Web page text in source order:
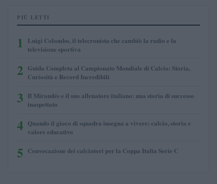
PIÙ LETTI
1
Luigi Colombo, il telecronista che cambiò la radio e la
televisione sportiva
2 Guida Completa al Campionato Mondiale di Calcio: Storia,
Curiosità e Record Incredibili
3 Il Mirandés e il suo allenatore italiano: una storia di successo
inaspettato
4 Quando il gioco di squadra insegna a vivere: calcio, storia e
valore educativo
5 Convocazione dei calciatori per la Coppa Italia Serie C